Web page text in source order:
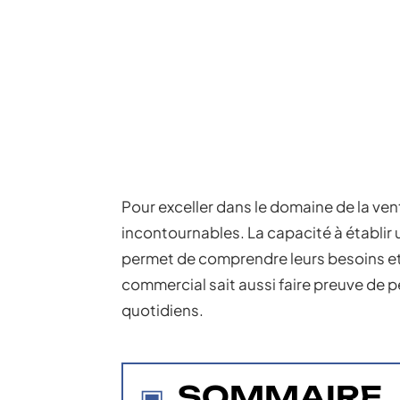
Pour exceller dans le domaine de la
incontournables. La capacité à
permet de comprendre leurs besoins
commercial sait aussi faire preuve de
quotidiens.